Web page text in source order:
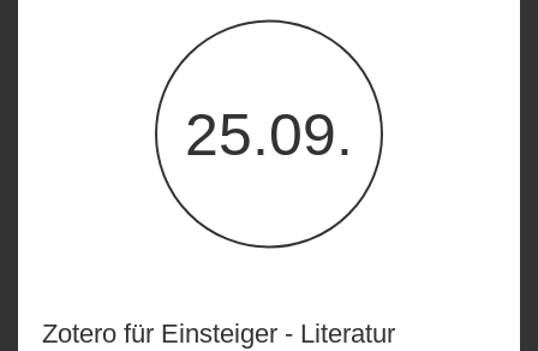
25.09.
Zotero für Einsteiger - Literatur